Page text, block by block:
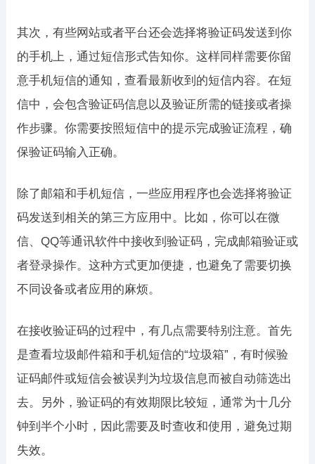
其次，有些网站或者平台还会选择将验证码发送到你
的手机上，通过短信形式告知你。这样同样需要你留
意手机短信的通知，查看最新收到的短信内容。在短
信中，会包含验证码信息以及验证所需的链接或者操
作步骤。你需要按照短信中的提示完成验证流程，确
保验证码输入正确。
除了邮箱和手机短信，一些应用程序也会选择将验证
码发送到相关的第三方应用中。比如，你可以在微
信、QQ等通讯软件中接收到验证码，完成邮箱验证或
者登录操作。这种方式更加便捷，也避免了需要切换
不同设备或者应用的麻烦。
在接收验证码的过程中，有几点需要特别注意。首先
是查看垃圾邮件箱和手机短信的“垃圾箱”，有时候验
证码邮件或短信会被误判为垃圾信息而被自动筛选出
去。另外，验证码的有效期限比较短，通常为十几分
钟到半个小时，因此需要及时查收和使用，避免过期
失效。